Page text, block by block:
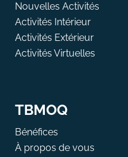
Nouvelles Activités
Activités Intérieur
Activités Extérieur
Activités Virtuelles
TBMOQ
Bénéfices
À propos de vous